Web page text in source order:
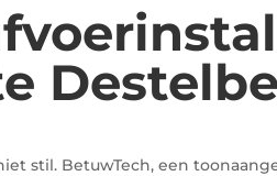
stil. BetuwTech, een